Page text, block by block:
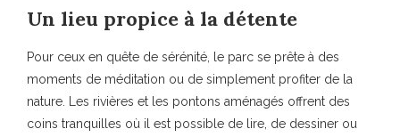
Un lieu propice à la détente
Pour ceux en quête de sérénité, le parc se prête à des
moments de méditation ou de simplement profiter de la
nature. Les rivières et les pontons aménagés offrent des
coins tranquilles où il est possible de lire, de dessiner ou